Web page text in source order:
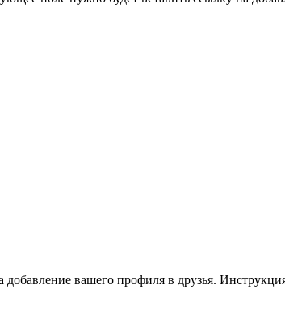
вашего профиля в друзья.